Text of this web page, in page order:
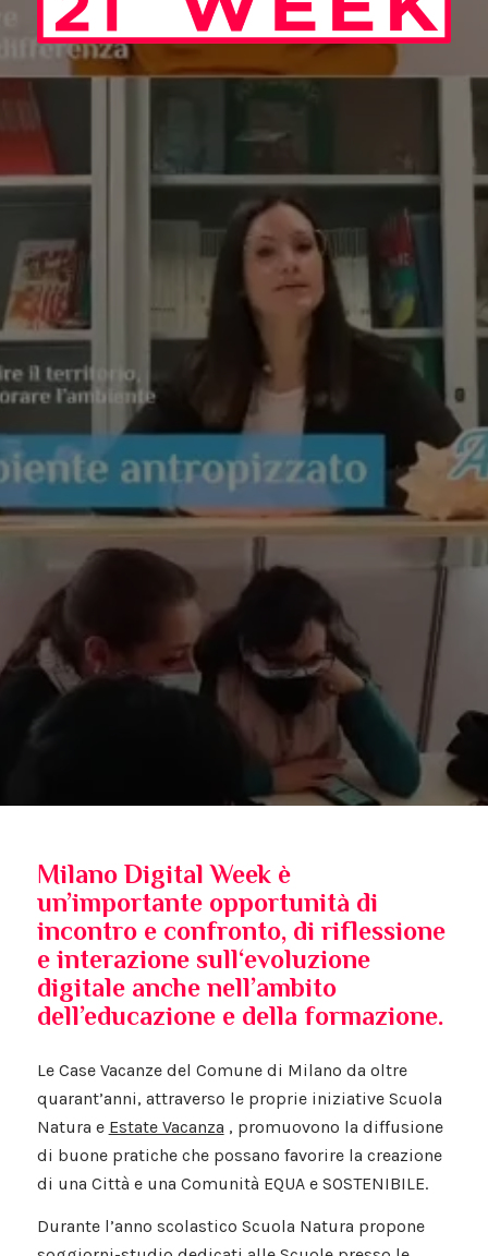
Milano Digital Week è
un’importante opportunità di
incontro e confronto, di riflessione
e interazione sull‘evoluzione
digitale anche nell’ambito
dell’educazione e della formazione.
Le Case Vacanze del Comune di Milano da oltre
quarant’anni, attraverso le proprie iniziative Scuola
Natura e Estate Vacanza , promuovono la diffusione
di buone pratiche che possano favorire la creazione
di una Città e una Comunità EQUA e SOSTENIBILE.
Durante l’anno scolastico Scuola Natura propone